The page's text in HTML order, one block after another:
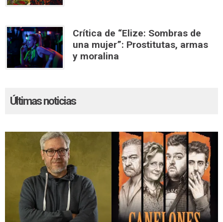
Crítica de “Elize: Sombras de
una mujer”: Prostitutas, armas
y moralina
Últimas noticias